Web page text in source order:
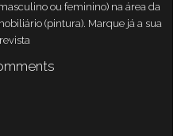
ou feminino) na área da
(pintura). Marque já a sua